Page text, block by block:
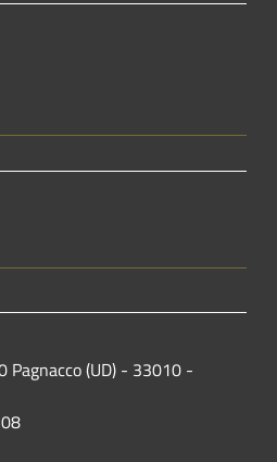
Pagnacco (UD) - 33010 -